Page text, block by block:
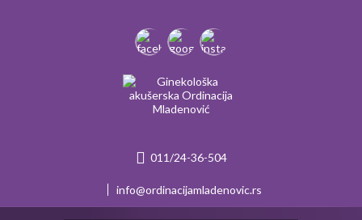
011/24-36-504
info@ordinacijamladenovic.rs